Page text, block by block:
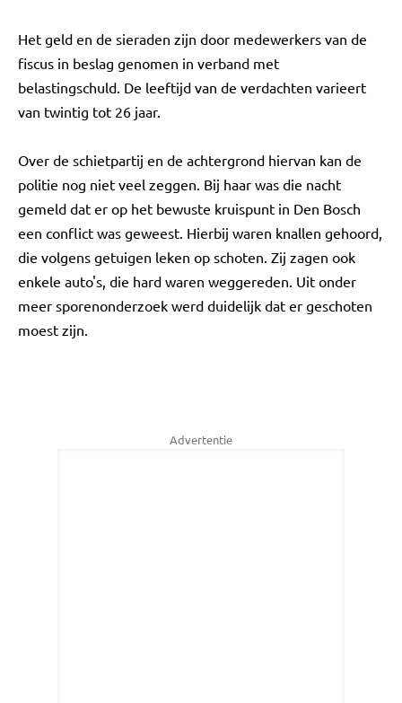
Het geld en de sieraden zijn door medewerkers van de
fiscus in beslag genomen in verband met
belastingschuld. De leeftijd van de verdachten varieert
van twintig tot 26 jaar.
Over de schietpartij en de achtergrond hiervan kan de
politie nog niet veel zeggen. Bij haar was die nacht
gemeld dat er op het bewuste kruispunt in Den Bosch
een conflict was geweest. Hierbij waren knallen gehoord,
die volgens getuigen leken op schoten. Zij zagen ook
enkele auto's, die hard waren weggereden. Uit onder
meer sporenonderzoek werd duidelijk dat er geschoten
moest zijn.
Advertentie